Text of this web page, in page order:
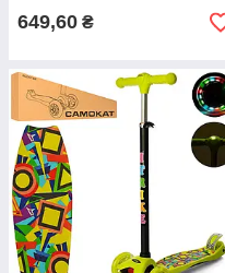
649,60 ₴